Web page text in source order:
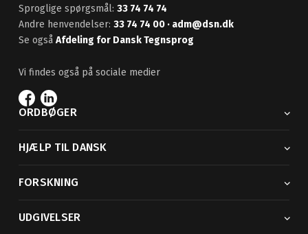
Sproglige spørgsmål: 33 74 74 74
Andre henvendelser: 33 74 74 00 · adm@dsn.dk
Se også Afdeling for Dansk Tegnsprog
Vi findes også på sociale medier
ORDBØGER
HJÆLP TIL DANSK
FORSKNING
UDGIVELSER